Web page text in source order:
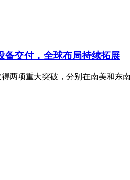
备交付，全球布局持续拓展
两项重大突破，分别在南美和东